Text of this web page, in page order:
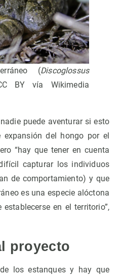
(Discoglossus
BY vía Wikimedia
puede aventurar si esto
del hongo por el
“hay que tener en cuenta
capturar los individuos
de comportamiento) y que
es una especie alóctona
en el territorio”,
proyecto
los estanques y hay que